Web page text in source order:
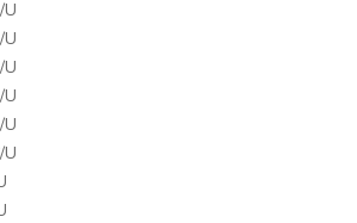
U
U
U
U
U
U